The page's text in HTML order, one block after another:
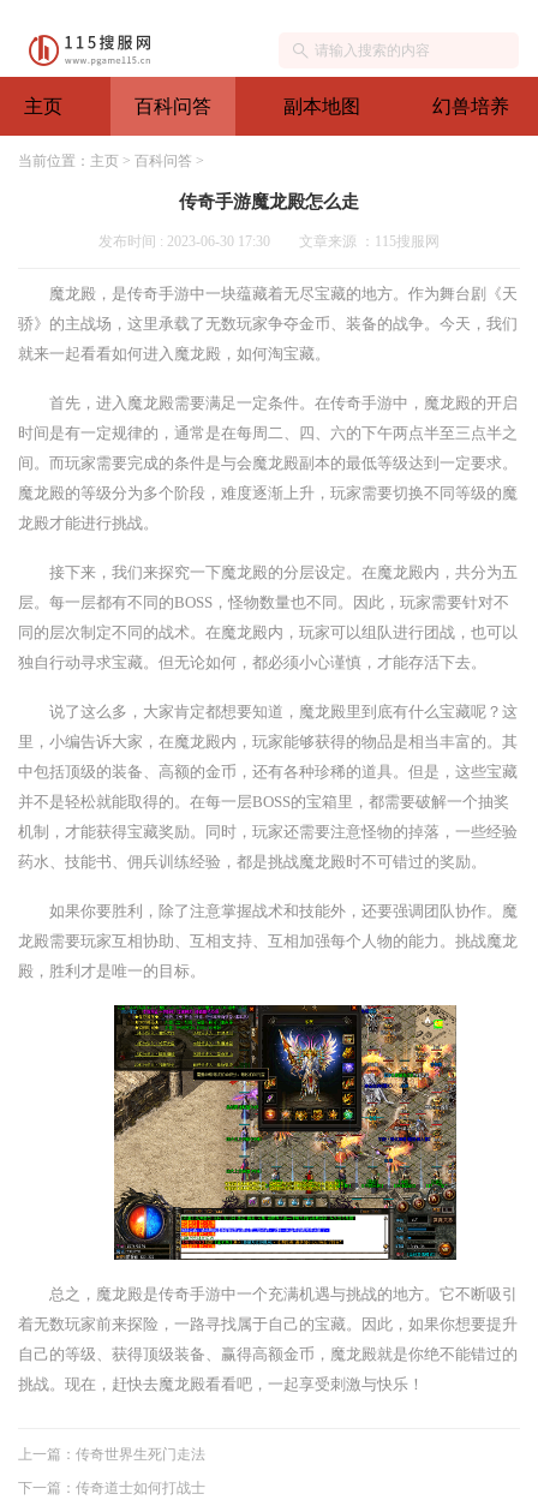
主页 百科问答 副本地图 幻兽培养
当前位置： 主页 > 百科问答 >
传奇手游魔龙殿怎么走
发布时间 : 2023-06-30 17:30 文章来源 ：115搜服网
魔龙殿，是传奇手游中一块蕴藏着无尽宝藏的地方。作为舞台剧《天
骄》的主战场，这里承载了无数玩家争夺金币、装备的战争。今天，我们
就来一起看看如何进入魔龙殿，如何淘宝藏。
首先，进入魔龙殿需要满足一定条件。在传奇手游中，魔龙殿的开启
时间是有一定规律的，通常是在每周二、四、六的下午两点半至三点半之
间。而玩家需要完成的条件是与会魔龙殿副本的最低等级达到一定要求。
魔龙殿的等级分为多个阶段，难度逐渐上升，玩家需要切换不同等级的魔
龙殿才能进行挑战。
接下来，我们来探究一下魔龙殿的分层设定。在魔龙殿内，共分为五
层。每一层都有不同的BOSS，怪物数量也不同。因此，玩家需要针对不
同的层次制定不同的战术。在魔龙殿内，玩家可以组队进行团战，也可以
独自行动寻求宝藏。但无论如何，都必须小心谨慎，才能存活下去。
说了这么多，大家肯定都想要知道，魔龙殿里到底有什么宝藏呢？这
里，小编告诉大家，在魔龙殿内，玩家能够获得的物品是相当丰富的。其
中包括顶级的装备、高额的金币，还有各种珍稀的道具。但是，这些宝藏
并不是轻松就能取得的。在每一层BOSS的宝箱里，都需要破解一个抽奖
机制，才能获得宝藏奖励。同时，玩家还需要注意怪物的掉落，一些经验
药水、技能书、佣兵训练经验，都是挑战魔龙殿时不可错过的奖励。
如果你要胜利，除了注意掌握战术和技能外，还要强调团队协作。魔
龙殿需要玩家互相协助、互相支持、互相加强每个人物的能力。挑战魔龙
殿，胜利才是唯一的目标。
总之，魔龙殿是传奇手游中一个充满机遇与挑战的地方。它不断吸引
着无数玩家前来探险，一路寻找属于自己的宝藏。因此，如果你想要提升
自己的等级、获得顶级装备、赢得高额金币，魔龙殿就是你绝不能错过的
挑战。现在，赶快去魔龙殿看看吧，一起享受刺激与快乐！
上一篇： 传奇世界生死门走法
下一篇： 传奇道士如何打战士